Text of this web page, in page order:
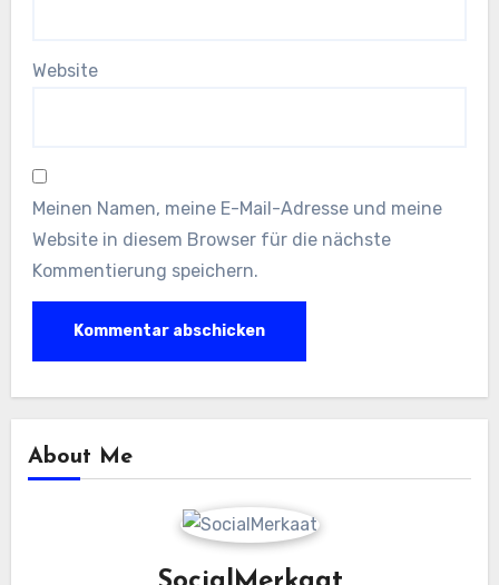
Website
Meinen Namen, meine E-Mail-Adresse und meine
Website in diesem Browser für die nächste
Kommentierung speichern.
About Me